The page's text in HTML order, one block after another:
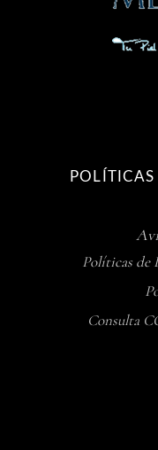
Políticas de
Consulta